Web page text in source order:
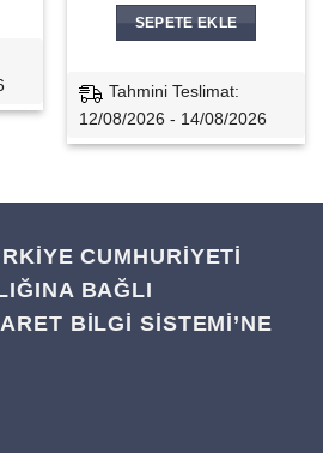
SEPETE EKLE
Tahmini Teslimat:
12/08/2026 - 14/08/2026
CUMHURİYETİ
BAĞLI
BİLGİ SİSTEMİ’NE